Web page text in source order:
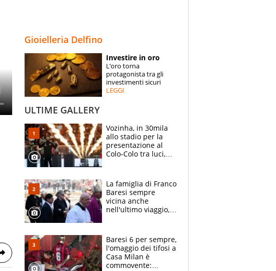
ESPERTI
CONTATTI
Gioielleria Delfino
Investire in oro
L’oro torna
protagonista tra gli
investimenti sicuri
LEGGI
ULTIME GALLERY
Vozinha, in 30mila
allo stadio per la
presentazione al
Colo-Colo tra luci,
La famiglia di Franco
Baresi sempre
vicina anche
nell'ultimo viaggio,
circondati
dall'affetto dei tifosi
Baresi 6 per sempre,
l'omaggio dei tifosi a
Casa Milan è
commovente: